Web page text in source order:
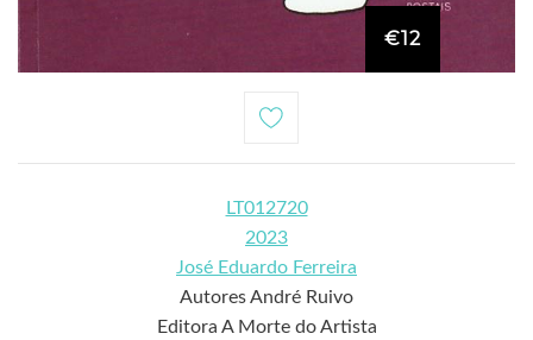
€12
LT012720
2023
José Eduardo Ferreira
Autores André Ruivo
Editora A Morte do Artista